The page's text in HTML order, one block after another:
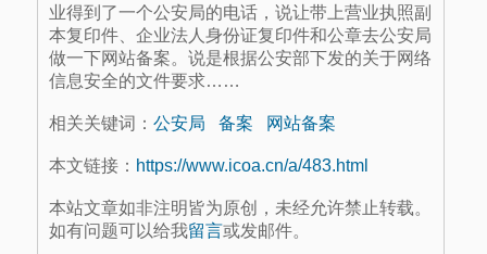
业得到了一个公安局的电话，说让带上营业执照副
本复印件、企业法人身份证复印件和公章去公安局
做一下网站备案。说是根据公安部下发的关于网络
信息安全的文件要求……
相关关键词： 公安局 备案 网站备案
本文链接： https://www.icoa.cn/a/483.html
本站文章如非注明皆为原创，未经允许禁止转载。
如有问题可以给我留言或发邮件。